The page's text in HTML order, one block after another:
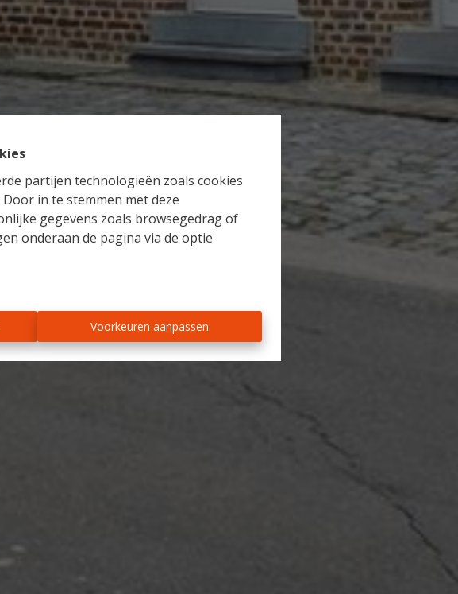
partijen technologieën zoals cookies
in te stemmen met deze
gegevens zoals browsegedrag of
onderaan de pagina via de optie
Voorkeuren aanpassen